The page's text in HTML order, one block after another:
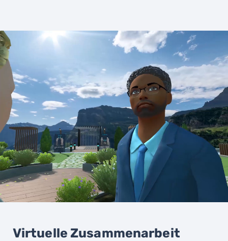
Virtuelle Zusammenarbeit